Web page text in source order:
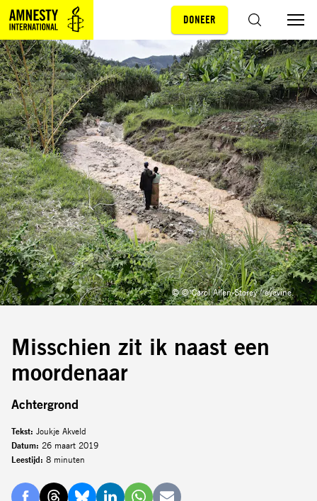
Sla navigatie over
DONEER
Misschien zit ik naast een
moordenaar
Achtergrond
Tekst: Joukje Akveld
Datum: 26 maart 2019
Leestijd: 8 minuten
© © Carol Allen-Storey / eyevine.